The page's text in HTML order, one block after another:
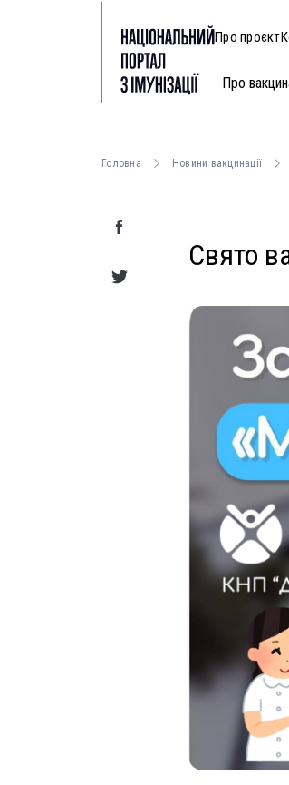
Про проєкт
Про
Головна Новини вакцинації
Свято